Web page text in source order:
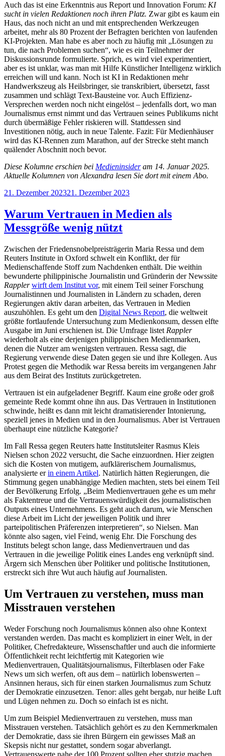
Auch das ist eine Erkenntnis aus Report und Innovation Forum: KI
sucht in vielen Redaktionen noch ihren Platz. Zwar gibt es kaum ein
Haus, das noch nicht an und mit entsprechenden Werkzeugen
arbeitet, mehr als 80 Prozent der Befragten berichten von laufenden
KI-Projekten. Man habe es aber noch zu häufig mit „Lösungen zu
tun, die nach Problemen suchen“, wie es ein Teilnehmer der
Diskussionsrunde formulierte. Sprich, es wird viel experimentiert,
aber es ist unklar, was man mit Hilfe Künstlicher Intelligenz wirklich
erreichen will und kann. Noch ist KI in Redaktionen mehr
Handwerkszeug als Heilsbringer, sie transkribiert, übersetzt, fasst
zusammen und schlägt Text-Bausteine vor. Auch Effizienz-
Versprechen werden noch nicht eingelöst – jedenfalls dort, wo man
Journalismus ernst nimmt und das Vertrauen seines Publikums nicht
durch übermäßige Fehler riskieren will. Stattdessen sind
Investitionen nötig, auch in neue Talente. Fazit: Für Medienhäuser
wird das KI-Rennen zum Marathon, auf der Strecke steht manch
quälender Abschnitt noch bevor.
Diese Kolumne erschien bei Medieninsideram 14. Januar 2025.
Aktuelle Kolumnen von Alexandra lesen Sie dort mit einem Abo.
Veröffentlicht
21. Dezember 202321. Dezember 2023
Warum Vertrauen in Medien als
Messgröße wenig nützt
Zwischen der Friedensnobelpreisträgerin Maria Ressa und dem
Reuters Institute in Oxford schwelt ein Konflikt, der für
Medienschaffende Stoff zum Nachdenken enthält. Die weithin
bewunderte philippinische Journalistin und Gründerin der Newssite
Rappler wirft dem Institut vor, mit einem Teil seiner Forschung
Journalistinnen und Journalisten in Ländern zu schaden, deren
Regierungen aktiv daran arbeiten, das Vertrauen in Medien
auszuhöhlen. Es geht um den Digital News Report, die weltweit
größte fortlaufende Untersuchung zum Medienkonsum, dessen elfte
Ausgabe im Juni erschienen ist. Die Umfrage listet Rappler
wiederholt als eine derjenigen philippinischen Medienmarken,
denen die Nutzer am wenigsten vertrauen. Ressa sagt, die
Regierung verwende diese Daten gegen sie und ihre Kollegen. Aus
Protest gegen die Methodik war Ressa bereits im vergangenen Jahr
aus dem Beirat des Instituts zurückgetreten.
Vertrauen ist ein aufgeladener Begriff. Kaum eine große oder groß
gemeinte Rede kommt ohne ihn aus. Das Vertrauen in Institutionen
schwinde, heißt es dann mit leicht dramatisierender Intonierung,
speziell jenes in Medien und in den Journalismus. Aber ist Vertrauen
überhaupt eine nützliche Kategorie?
Im Fall Ressa gegen Reuters hatte Institutsleiter Rasmus Kleis
Nielsen schon 2022 versucht, die Sache einzuordnen. Hier zeigten
sich die Kosten von mutigem, aufklärerischem Journalismus,
analysierte erin einem Artikel. Natürlich hätten Regierungen, die
Stimmung gegen unabhängige Medien machten, stets bei einem Teil
der Bevölkerung Erfolg. „Beim Medienvertrauen gehe es um mehr
als Faktentreue und die Vertrauenswürdigkeit des journalistischen
Outputs eines Unternehmens. Es geht auch darum, wie Menschen
diese Arbeit im Licht der jeweiligen Politik und ihrer
parteipolitischen Präferenzen interpretieren“, so Nielsen. Man
könnte also sagen, viel Feind, wenig Ehr. Die Forschung des
Instituts belegt schon lange, dass Medienvertrauen und das
Vertrauen in die jeweilige Politik eines Landes eng verknüpft sind.
Ärgern sich Menschen über Politiker und politische Institutionen,
erstreckt sich ihre Wut auch häufig auf Journalisten.
Um Vertrauen zu verstehen, muss man
Misstrauen verstehen
Weder Forschung noch Journalismus können also ohne Kontext
verstanden werden. Das macht es kompliziert in einer Welt, in der
Politiker, Chefredakteure, Wissenschaftler und auch die informierte
Öffentlichkeit recht leichtfertig mit Kategorien wie
Medienvertrauen, Qualitätsjournalismus, Filterblasen oder Fake
News um sich werfen, oft aus dem – natürlich lobenswerten –
Ansinnen heraus, sich für einen starken Journalismus zum Schutz
der Demokratie einzusetzen. Tenor: alles geht bergab, nur heiße Luft
und Lügen nehmen zu. Doch so einfach ist es nicht.
Um zum Beispiel Medienvertrauen zu verstehen, muss man
Misstrauen verstehen. Tatsächlich gehört es zu den Kernmerkmalen
der Demokratie, dass sie ihren Bürgern ein gewisses Maß an
Skepsis nicht nur gestattet, sondern sogar abverlangt.
Vertrauenswerte nahe der 100 Prozent sollten eher stutzig machen